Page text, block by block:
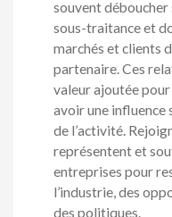
souvent
sous-traitance et
marchés et clients
partenaire. Ces
valeur ajoutée
avoir une influence
de l’activité.
représentent et
entreprises pour
l’industrie, des
des politiques.